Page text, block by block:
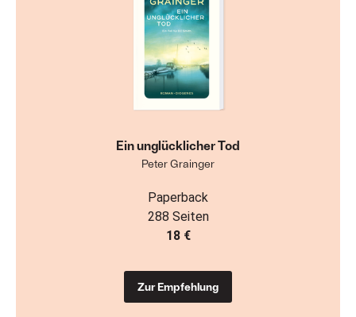
Ein unglücklicher Tod
Peter Grainger
Paperback
288 Seiten
18 €
Zur Empfehlung